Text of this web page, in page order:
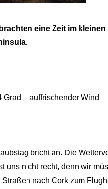
eine Zeit im
Grad – auffrischender Wind
bricht an. Die
uns nicht recht, denn wir
nach Cork zum